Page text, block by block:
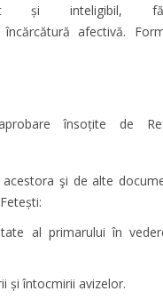
inteligibil,
afectivă.
însoțite de
şi de alte
al primarului în
și întocmirii avizelor.